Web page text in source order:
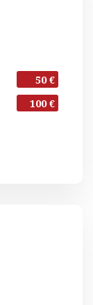
50 €
100 €